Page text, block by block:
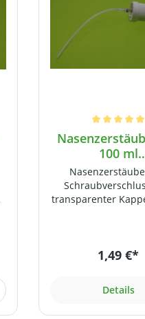
100 ml
Blau-/
(DIN 18)
transparenter
18). Der Schlauch
Flaschen).
1,49 €*
Details